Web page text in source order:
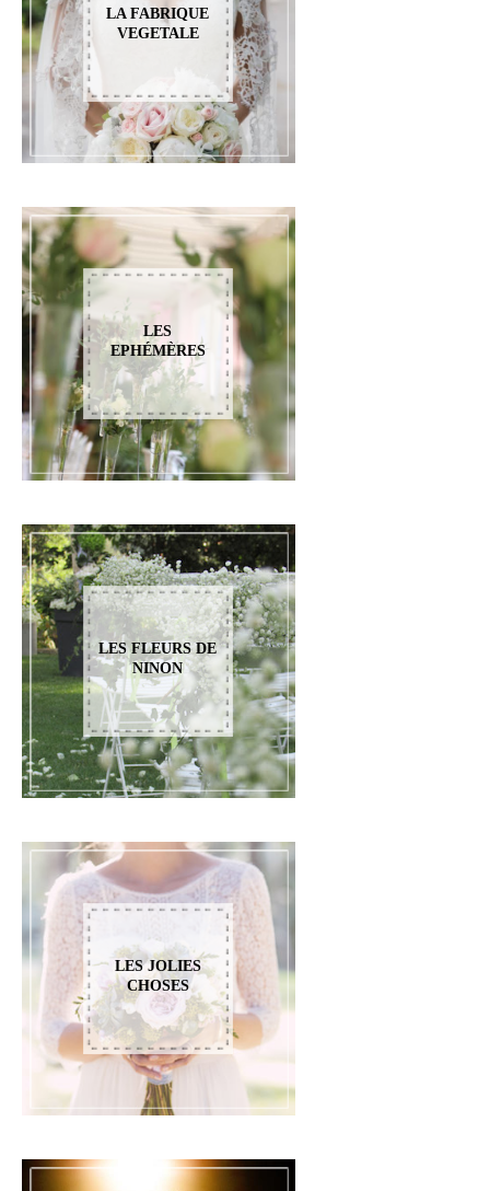
LA FABRIQUE
VEGETALE
LES
EPHÉMÈRES
LES FLEURS DE
NINON
LES JOLIES
CHOSES